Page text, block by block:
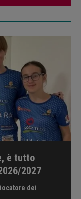
è tutto
2027
dei